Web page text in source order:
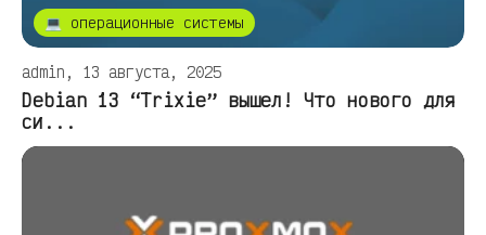
💻 операционные системы
admin, 13 августа, 2025
Debian 13 “Trixie” вышел! Что нового для
си...